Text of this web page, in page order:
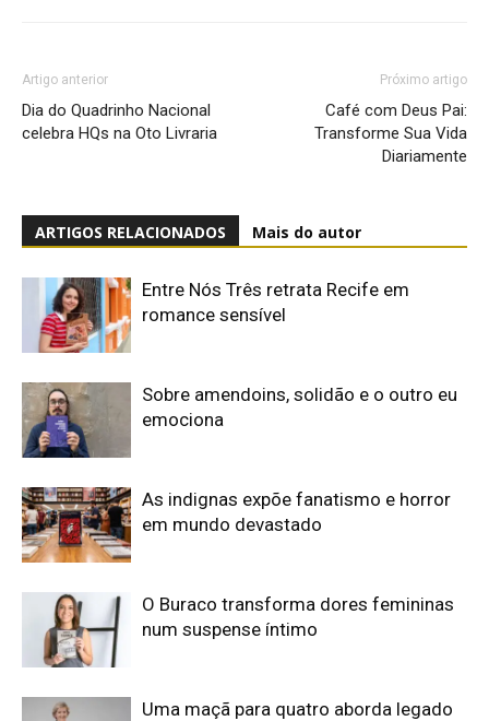
Artigo anterior
Dia do Quadrinho Nacional
celebra HQs na Oto Livraria
Próximo artigo
Café com Deus Pai:
Transforme Sua Vida
Diariamente
ARTIGOS RELACIONADOS Mais do autor
Entre Nós Três retrata Recife em
romance sensível
Sobre amendoins, solidão e o outro eu
emociona
As indignas expõe fanatismo e horror
em mundo devastado
O Buraco transforma dores femininas
num suspense íntimo
Uma maçã para quatro aborda legado